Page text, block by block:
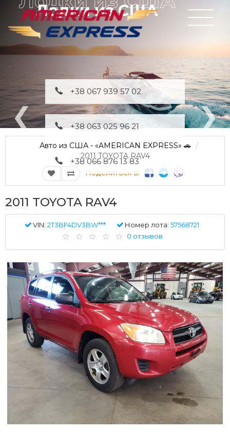
Лодки из США
+38 067 939 57 02
+38 063 025 96 21
+38 066 876 13 83
Авто из США - «AMERICAN EXPRESS» 🚗
2011 TOYOTA RAV4
Поделиться в:
2011 TOYOTA RAV4
VIN: 2T3BF4DV3BW*** Номер лота: 57568721
0 отзывов